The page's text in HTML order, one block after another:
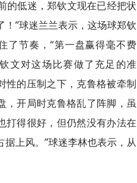
的低迷，郑钦文现在已经把状
！”球迷兰兰表示，这场球郑钦
了节奏，“第一盘赢得毫不费
文对这场比赛做了充足的准
性的压制之下，克鲁格被牵制
，开局时克鲁格乱了阵脚，虽
打得很好，但仍然没有办法在
据上风。”球迷李林也表示，从